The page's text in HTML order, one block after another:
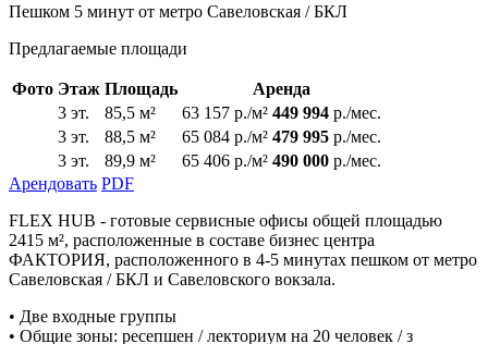
Пешком 5 минут от метро Савеловская / БКЛ
Предлагаемые площади
Фото Этаж Площадь
Аренда
3 эт.
85,5 м² 63 157 р./м² 449 994 р./мес.
3 эт.
88,5 м² 65 084 р./м² 479 995 р./мес.
3 эт.
89,9 м² 65 406 р./м² 490 000 р./мес.
Арендовать PDF
FLEX HUB - готовые сервисные офисы общей площадью
2415 м², расположенные в составе бизнес центра
ФАКТОРИЯ, расположенного в 4-5 минутах пешком от метро
Савеловская / БКЛ и Савеловского вокзала.
• Две входные группы
• Общие зоны: ресепшен / лекториум на 20 человек / з